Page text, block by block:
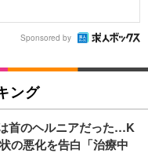
Sponsored by
ング
首のヘルニアだった…K
の悪化を告白「治療中